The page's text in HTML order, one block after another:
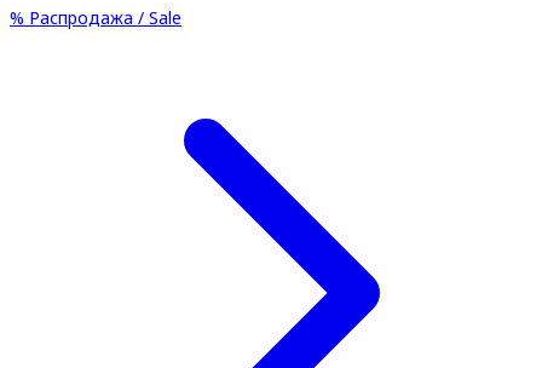
% Распродажа / Sale